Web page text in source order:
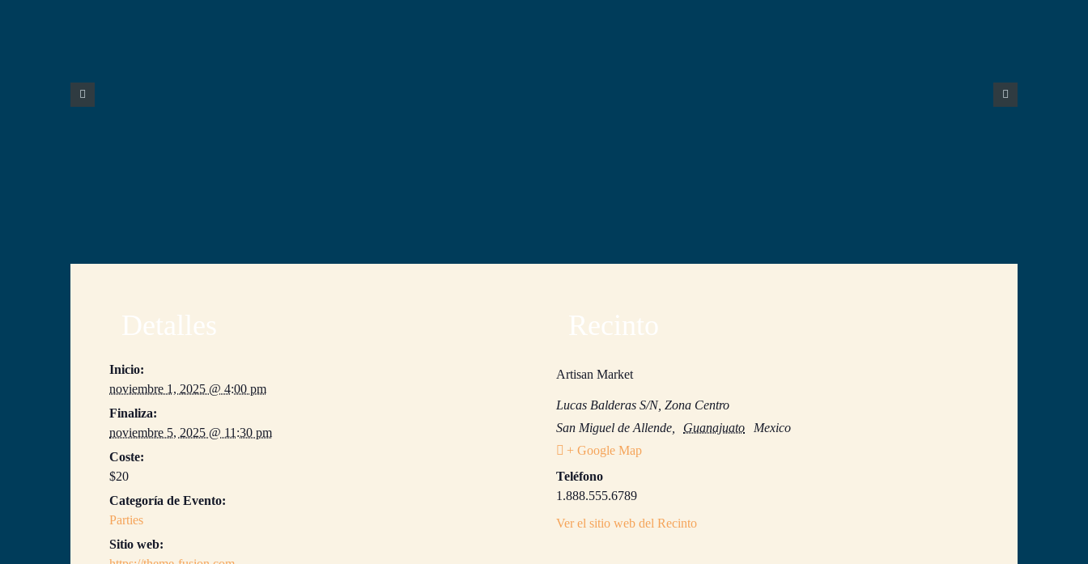
Detalles
Inicio:
noviembre 1, 2025 @ 4:00 pm
Finaliza:
noviembre 5, 2025 @ 11:30 pm
Coste:
$20
Categoría de Evento:
Parties
Sitio web:
Recinto
Artisan Market
Lucas Balderas S/N, Zona Centro
San Miguel de Allende, Guanajuato
Mexico
+ Google Map
Teléfono
1.888.555.6789
Ver el sitio web del Recinto